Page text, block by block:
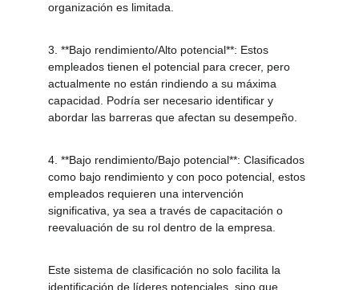
organización es limitada.
3. **Bajo rendimiento/Alto potencial**: Estos
empleados tienen el potencial para crecer, pero
actualmente no están rindiendo a su máxima
capacidad. Podría ser necesario identificar y
abordar las barreras que afectan su desempeño.
4. **Bajo rendimiento/Bajo potencial**: Clasificados
como bajo rendimiento y con poco potencial, estos
empleados requieren una intervención
significativa, ya sea a través de capacitación o
reevaluación de su rol dentro de la empresa.
Este sistema de clasificación no solo facilita la
identificación de líderes potenciales, sino que